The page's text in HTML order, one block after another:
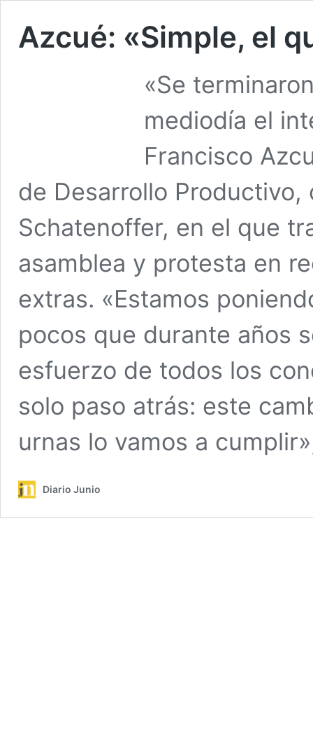
Azcué: «Simple, el
«Se
mediodía el
Francisco
de Desarrollo
Schatenoffer, en el que
asamblea y protesta en
extras. «Estamos
pocos que durante años
esfuerzo de todos los
solo paso atrás: este
urnas lo vamos a
Diario Junio